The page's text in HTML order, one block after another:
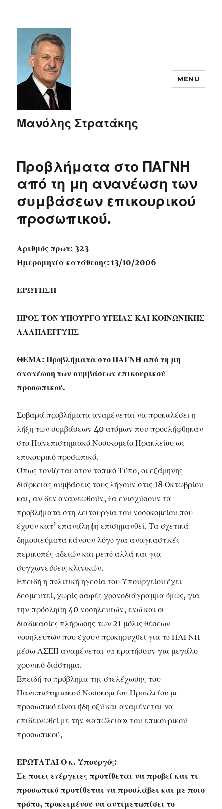
Μανόλης Στρατάκης
MENU
Προβλήματα στο ΠΑΓΝΗ
από τη μη ανανέωση των
συμβάσεων επικουρικού
προσωπικού.
Αριθμός πρωτ: 323
Ημερομηνία κατάθεσης: 13/10/2006
ΕΡΩΤΗΣΗ
ΠΡΟΣ ΤΟΝ ΥΠΟΥΡΓΟ ΥΓΕΙΑΣ ΚΑΙ ΚΟΙΝΩΝΙΚΗΣ
ΑΛΛΗΛΕΓΓΥΗΣ
ΘΕΜΑ: Προβλήματα στο ΠΑΓΝΗ από τη μη
ανανέωση των συμβάσεων επικουρικού
προσωπικού.
Σοβαρά προβλήματα αναμένεται να προκαλέσει η
λήξη των συμβάσεων 40 ατόμων που προσλήφθηκαν
στο Πανεπιστημιακό Νοσοκομείο Ηρακλείου ως
επικουρικό προσωπικό.
Όπως τονίζεται στον τοπικό Τύπο, οι εξάμηνης
διάρκειας συμβάσεις τους λήγουν στις 18 Οκτωβρίου
και, αν δεν ανανεωθούν, θα ενισχύσουν τα
προβλήματα στη λειτουργία του νοσοκομείου που
έχουν κατ’ επανάληψη επισημανθεί. Τα σχετικά
δημοσιεύματα κάνουν λόγο για αναγκαστικές
περικοπές αδειών και ρεπό αλλά και για
συγχωνεύσεις κλινικών.
Επειδή η πολιτική ηγεσία του Υπουργείου έχει
δεσμευτεί, χωρίς σαφές χρονοδιάγραμμα όμως, για
την πρόσληψη 40 νοσηλευτών, ενώ και οι
διαδικασίες πλήρωσης των 21 μόλις θέσεων
νοσηλευτών που έχουν προκηρυχθεί για το ΠΑΓΝΗ
μέσω ΑΣΕΠ αναμένεται να κρατήσουν για μεγάλο
χρονικό διάστημα.
Επειδή το πρόβλημα της στελέχωσης του
Πανεπιστημιακού Νοσοκομείου Ηρακλείου με
προσωπικό είναι ήδη οξύ και αναμένεται να
επιδεινωθεί με την «απώλεια» του επικουρικού
προσωπικού,
ΕΡΩΤΑΤΑΙ Ο κ. Υπουργός:
Σε ποιες ενέργειες προτίθεται να προβεί και τι
προσωπικό προτίθεται να προσλάβει και με ποιο
τρόπο, προκειμένου να αντιμετωπίσει το